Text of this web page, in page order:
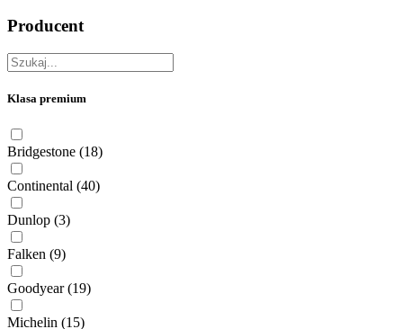
Producent
Klasa premium
Bridgestone (18)
Continental (40)
Dunlop (3)
Falken (9)
Goodyear (19)
Michelin (15)